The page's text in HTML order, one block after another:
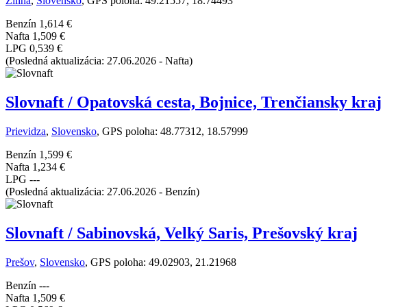
Benzín 1,614 €
Nafta 1,509 €
LPG 0,539 €
(Posledná aktualizácia: 27.06.2026 - Nafta)
Slovnaft / Opatovská cesta, Bojnice, Trenčiansky kraj
Prievidza, Slovensko, GPS poloha: 48.77312, 18.57999
Benzín 1,599 €
Nafta 1,234 €
LPG ---
(Posledná aktualizácia: 27.06.2026 - Benzín)
Slovnaft / Sabinovská, Velký Saris, Prešovský kraj
Prešov, Slovensko, GPS poloha: 49.02903, 21.21968
Benzín ---
Nafta 1,509 €